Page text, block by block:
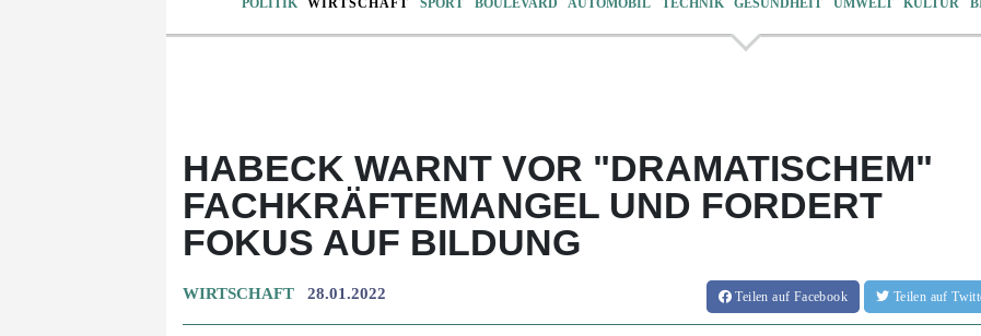
HABECK WARNT VOR "DRAMATISCHEM"
FACHKRÄFTEMANGEL UND FORDERT
FOKUS AUF BILDUNG
WIRTSCHAFT 28.01.2022 Teilenauf Facebook Teilen auf